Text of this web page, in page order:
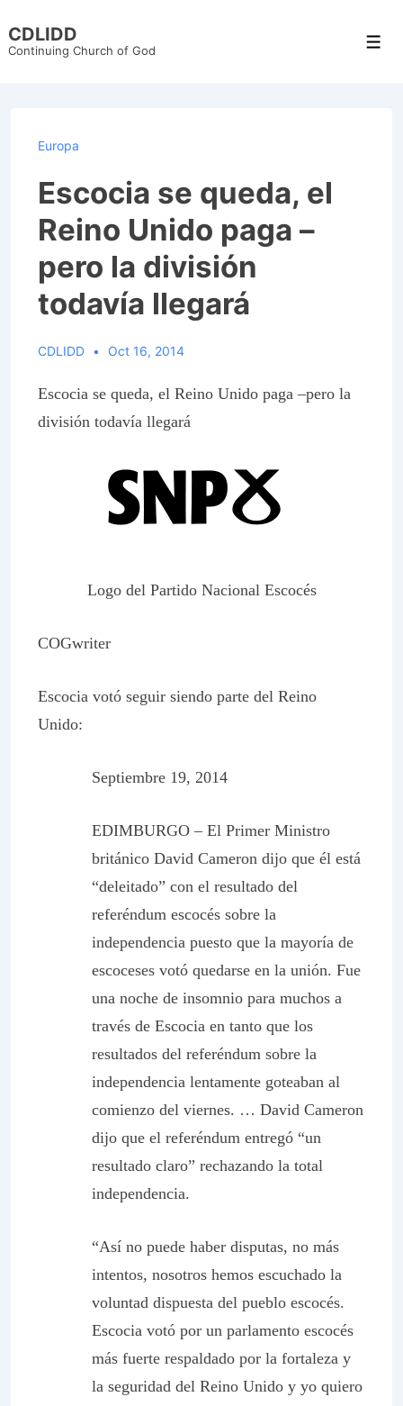
Skip
CDLIDD
Continuing Church of God
Europa
Escocia se queda, el
Reino Unido paga –
pero la división
todavía llegará
CDLIDD Oct 16, 2014
Escocia se queda, el Reino Unido paga –pero la
división todavía llegará
Logo del Partido Nacional Escocés
COGwriter
Escocia votó seguir siendo parte del Reino
Unido:
Septiembre 19, 2014
EDIMBURGO – El Primer Ministro
británico David Cameron dijo que él está
“deleitado” con el resultado del
referéndum escocés sobre la
independencia puesto que la mayoría de
escoceses votó quedarse en la unión. Fue
una noche de insomnio para muchos a
través de Escocia en tanto que los
resultados del referéndum sobre la
independencia lentamente goteaban al
comienzo del viernes. … David Cameron
dijo que el referéndum entregó “un
resultado claro” rechazando la total
independencia.
“Así no puede haber disputas, no más
intentos, nosotros hemos escuchado la
voluntad dispuesta del pueblo escocés.
Escocia votó por un parlamento escocés
más fuerte respaldado por la fortaleza y
la seguridad del Reino Unido y yo quiero